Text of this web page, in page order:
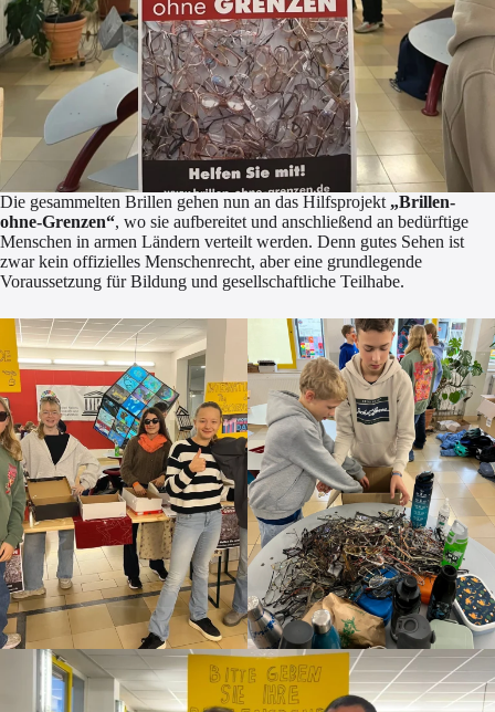
Die gesammelten Brillen gehen nun an das Hilfsprojekt „Brillen-
ohne-Grenzen“, wo sie aufbereitet und anschließend an bedürftige
Menschen in armen Ländern verteilt werden. Denn gutes Sehen ist
zwar kein offizielles Menschenrecht, aber eine grundlegende
Voraussetzung für Bildung und gesellschaftliche Teilhabe.